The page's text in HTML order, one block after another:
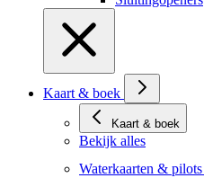
Kaart & boek
Kaart & boek
Bekijk alles
Waterkaarten & pilots